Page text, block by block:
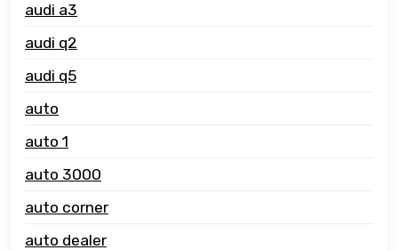
audi a3
audi q2
audi q5
auto
auto 1
auto 3000
auto corner
auto dealer